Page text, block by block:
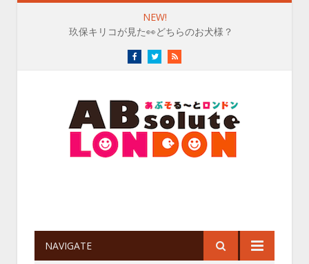
NEW!
玖保キリコが見た👀どちらのお犬様？
FacebookTwitterRSS
NAVIGATE